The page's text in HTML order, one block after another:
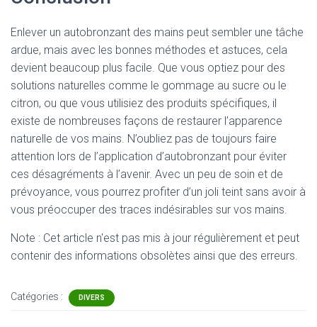
Enlever un autobronzant des mains peut sembler une tâche
ardue, mais avec les bonnes méthodes et astuces, cela
devient beaucoup plus facile. Que vous optiez pour des
solutions naturelles comme le gommage au sucre ou le
citron, ou que vous utilisiez des produits spécifiques, il
existe de nombreuses façons de restaurer l’apparence
naturelle de vos mains. N’oubliez pas de toujours faire
attention lors de l’application d’autobronzant pour éviter
ces désagréments à l’avenir. Avec un peu de soin et de
prévoyance, vous pourrez profiter d’un joli teint sans avoir à
vous préoccuper des traces indésirables sur vos mains.
Note : Cet article n'est pas mis à jour régulièrement et peut
contenir des informations obsolètes ainsi que des erreurs.
Catégories : DIVERS